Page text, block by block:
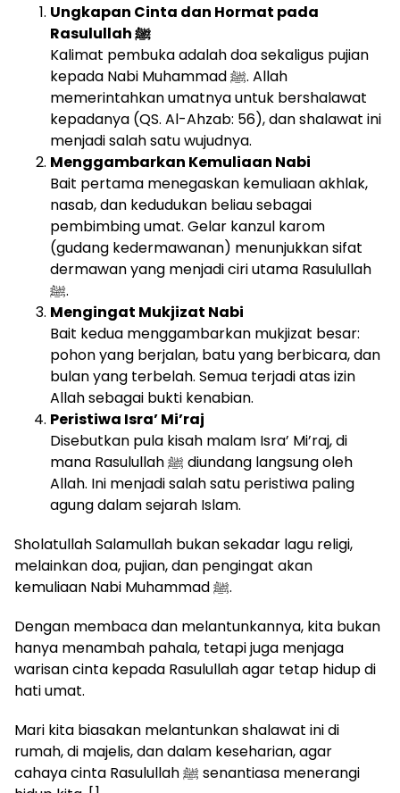
Ungkapan Cinta dan Hormat pada
Rasulullah ﷺ
Kalimat pembuka adalah doa sekaligus pujian
kepada Nabi Muhammad ﷺ. Allah
memerintahkan umatnya untuk bershalawat
kepadanya (QS. Al-Ahzab: 56), dan shalawat ini
menjadi salah satu wujudnya.
Menggambarkan Kemuliaan Nabi
Bait pertama menegaskan kemuliaan akhlak,
nasab, dan kedudukan beliau sebagai
pembimbing umat. Gelar kanzul karom
(gudang kedermawanan) menunjukkan sifat
dermawan yang menjadi ciri utama Rasulullah
ﷺ.
Mengingat Mukjizat Nabi
Bait kedua menggambarkan mukjizat besar:
pohon yang berjalan, batu yang berbicara, dan
bulan yang terbelah. Semua terjadi atas izin
Allah sebagai bukti kenabian.
Peristiwa Isra’ Mi’raj
Disebutkan pula kisah malam Isra’ Mi’raj, di
mana Rasulullah ﷺ diundang langsung oleh
Allah. Ini menjadi salah satu peristiwa paling
agung dalam sejarah Islam.
Sholatullah Salamullah bukan sekadar lagu religi,
melainkan doa, pujian, dan pengingat akan
kemuliaan Nabi Muhammad ﷺ.
Dengan membaca dan melantunkannya, kita bukan
hanya menambah pahala, tetapi juga menjaga
warisan cinta kepada Rasulullah agar tetap hidup di
hati umat.
Mari kita biasakan melantunkan shalawat ini di
rumah, di majelis, dan dalam keseharian, agar
cahaya cinta Rasulullah ﷺ senantiasa menerangi